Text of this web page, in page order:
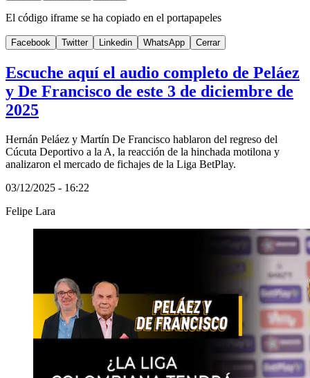
El código iframe se ha copiado en el portapapeles
Facebook Twitter Linkedin WhatsApp Cerrar
Escuche aquí el audio completo de Peláez
y De Francisco de este 3 de diciembre de
2025
Hernán Peláez y Martín De Francisco hablaron del regreso del
Cúcuta Deportivo a la A, la reacción de la hinchada motilona y
analizaron el mercado de fichajes de la Liga BetPlay.
03/12/2025 - 16:22
Felipe Lara